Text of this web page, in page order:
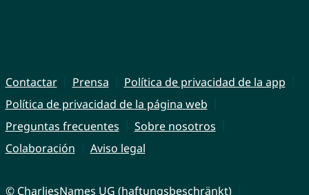
Contactar Prensa
Política de privacidad de la app
Política de privacidad de la página web
Preguntas frecuentes
Sobre nosotros
Colaboración
Aviso legal
© CharliesNames UG (haftungsbeschränkt)